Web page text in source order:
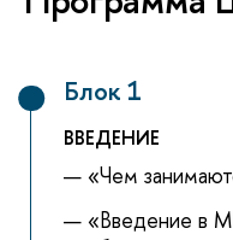
Блок 1
ЕДЕНИЕ
«Чем
«Введение в